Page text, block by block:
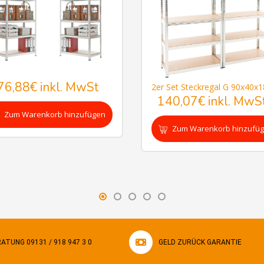
inkl. MwSt
Zum Warenkorb hinzufügen
140,07€ inkl.
Zum Warenkorb
09131 / 918 947 3 0 GELD ZURÜCK GARANTIE